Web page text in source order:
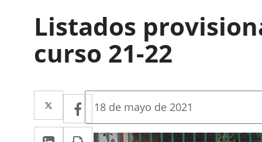
Listados
curso 21-22
Twitter
Enlace
a
Facebook
Enlace
a
Linkedin
EnlacePrint
Fecha
la
noticia
18 de mayo de 2021